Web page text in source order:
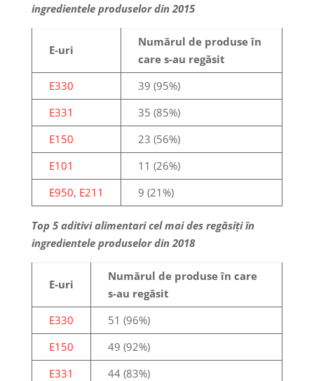
ingredientele produselor din 2015
E-uri
Numărul de produse în
care s-au regăsit
E330
39 (95%)
E331
35 (85%)
E150
23 (56%)
E101
11 (26%)
E950, E211 9 (21%)
Top 5 aditivi alimentari cel mai des regăsiți în
ingredientele produselor din 2018
E-uri
Numărul de produse în care
s-au regăsit
E330
51 (96%)
E150
49 (92%)
E331
44 (83%)